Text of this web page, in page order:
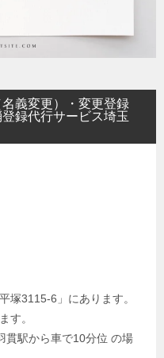
義変更）・変更登録
登録代行サービス埼玉
塚3115-6」にあります。
す。
貫駅から車で10分位 の場